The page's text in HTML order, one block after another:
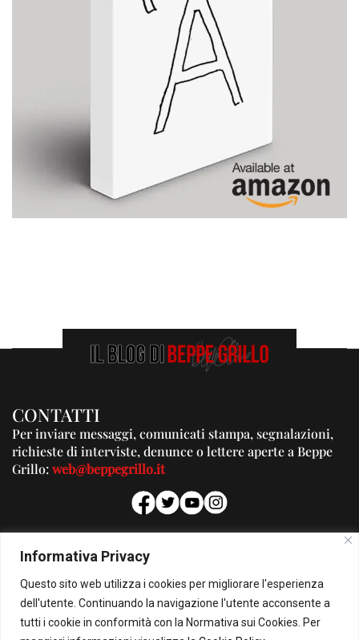
Informativa Privacy
Questo sito web utilizza i cookies per migliorare l'esperienza
dell'utente. Continuando la navigazione l'utente acconsente a
tutti i cookie in conformità con la Normativa sui Cookies. Per
CONTATTI
Per inviare messaggi, comunicati stampa, segnalazioni,
richieste di interviste, denunce o lettere aperte a Beppe
Grillo:web@beppegrillo.it
PUBBLICITA'
Per la tua pubblicità su questo Blog:
pubblicita@beppegrillo.it